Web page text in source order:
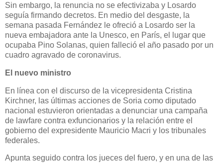
Sin embargo, la renuncia no se efectivizaba y Losardo
seguía firmando decretos. En medio del desgaste, la
semana pasada Fernández le ofreció a Losardo ser la
nueva embajadora ante la Unesco, en París, el lugar que
ocupaba Pino Solanas, quien falleció el año pasado por un
cuadro agravado de coronavirus.
El nuevo ministro
En línea con el discurso de la vicepresidenta Cristina
Kirchner, las últimas acciones de Soria como diputado
nacional estuvieron orientadas a denunciar una campaña
de lawfare contra exfuncionarios y la relación entre el
gobierno del expresidente Mauricio Macri y los tribunales
federales.
Apunta seguido contra los jueces del fuero, y en una de las